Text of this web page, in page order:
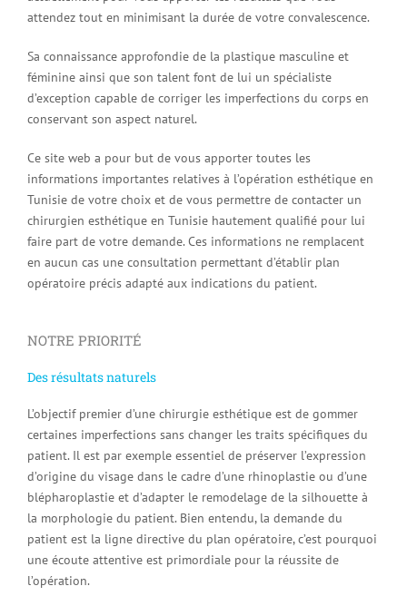
attendez tout en minimisant la durée de votre convalescence.
Sa connaissance approfondie de la plastique masculine et
féminine ainsi que son talent font de lui un spécialiste
d’exception capable de corriger les imperfections du corps en
conservant son aspect naturel.
Ce site web a pour but de vous apporter toutes les
informations importantes relatives à l’opération esthétique en
Tunisie de votre choix et de vous permettre de contacter un
chirurgien esthétique en Tunisie hautement qualifié pour lui
faire part de votre demande. Ces informations ne remplacent
en aucun cas une consultation permettant d’établir plan
opératoire précis adapté aux indications du patient.
NOTRE PRIORITÉ
Des résultats naturels
L’objectif premier d’une chirurgie esthétique est de gommer
certaines imperfections sans changer les traits spécifiques du
patient. Il est par exemple essentiel de préserver l’expression
d’origine du visage dans le cadre d’une rhinoplastie ou d’une
blépharoplastie et d’adapter le remodelage de la silhouette à
la morphologie du patient. Bien entendu, la demande du
patient est la ligne directive du plan opératoire, c’est pourquoi
une écoute attentive est primordiale pour la réussite de
l’opération.